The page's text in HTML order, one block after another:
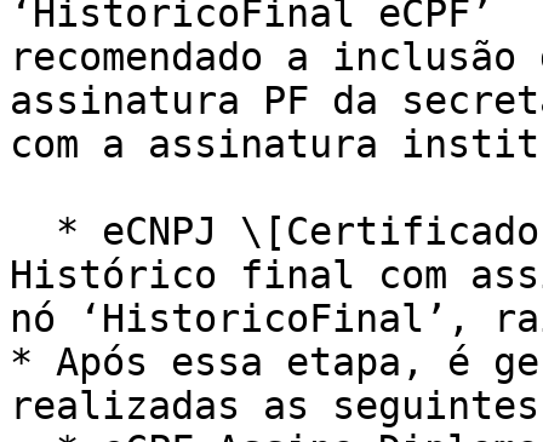
‘HistoricoFinal eCPF’
recomendado a inclusão
assinatura PF da
com a assinatura
Histórico final com
nó ‘HistoricoFinal’,
* Após essa etapa, é
realizadas as